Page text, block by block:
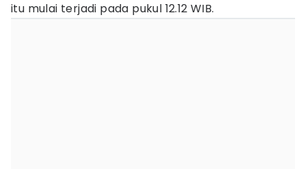
itu mulai terjadi pada pukul 12.12 WIB.